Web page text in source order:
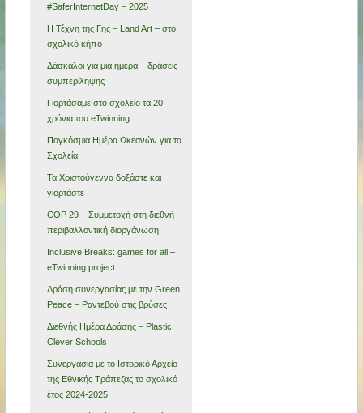
#SaferInternetDay – 2025
Η Τέχνη της Γης – Land Art – στο
σχολικό κήπο
Δάσκαλοι για μια ημέρα – δράσεις
συμπερίληψης
Γιορτάσαμε στο σχολείο τα 20
χρόνια του eTwinning
Παγκόσμια Ημέρα Ωκεανών για τα
Σχολεία
Τα Χριστούγεννα δοξάστε και
γιορτάστε
COP 29 – Συμμετοχή στη διεθνή
περιβαλλοντική διοργάνωση
Inclusive Breaks: games for all –
eTwinning project
Δράση συνεργασίας με την Green
Peace – Ραντεβού στις βρύσες
Διεθνής Ημέρα Δράσης – Plastic
Clever Schools
Συνεργασία με το Ιστορικό Αρχείο
της Εθνικής Τράπεζας το σχολικό
έτος 2024-2025